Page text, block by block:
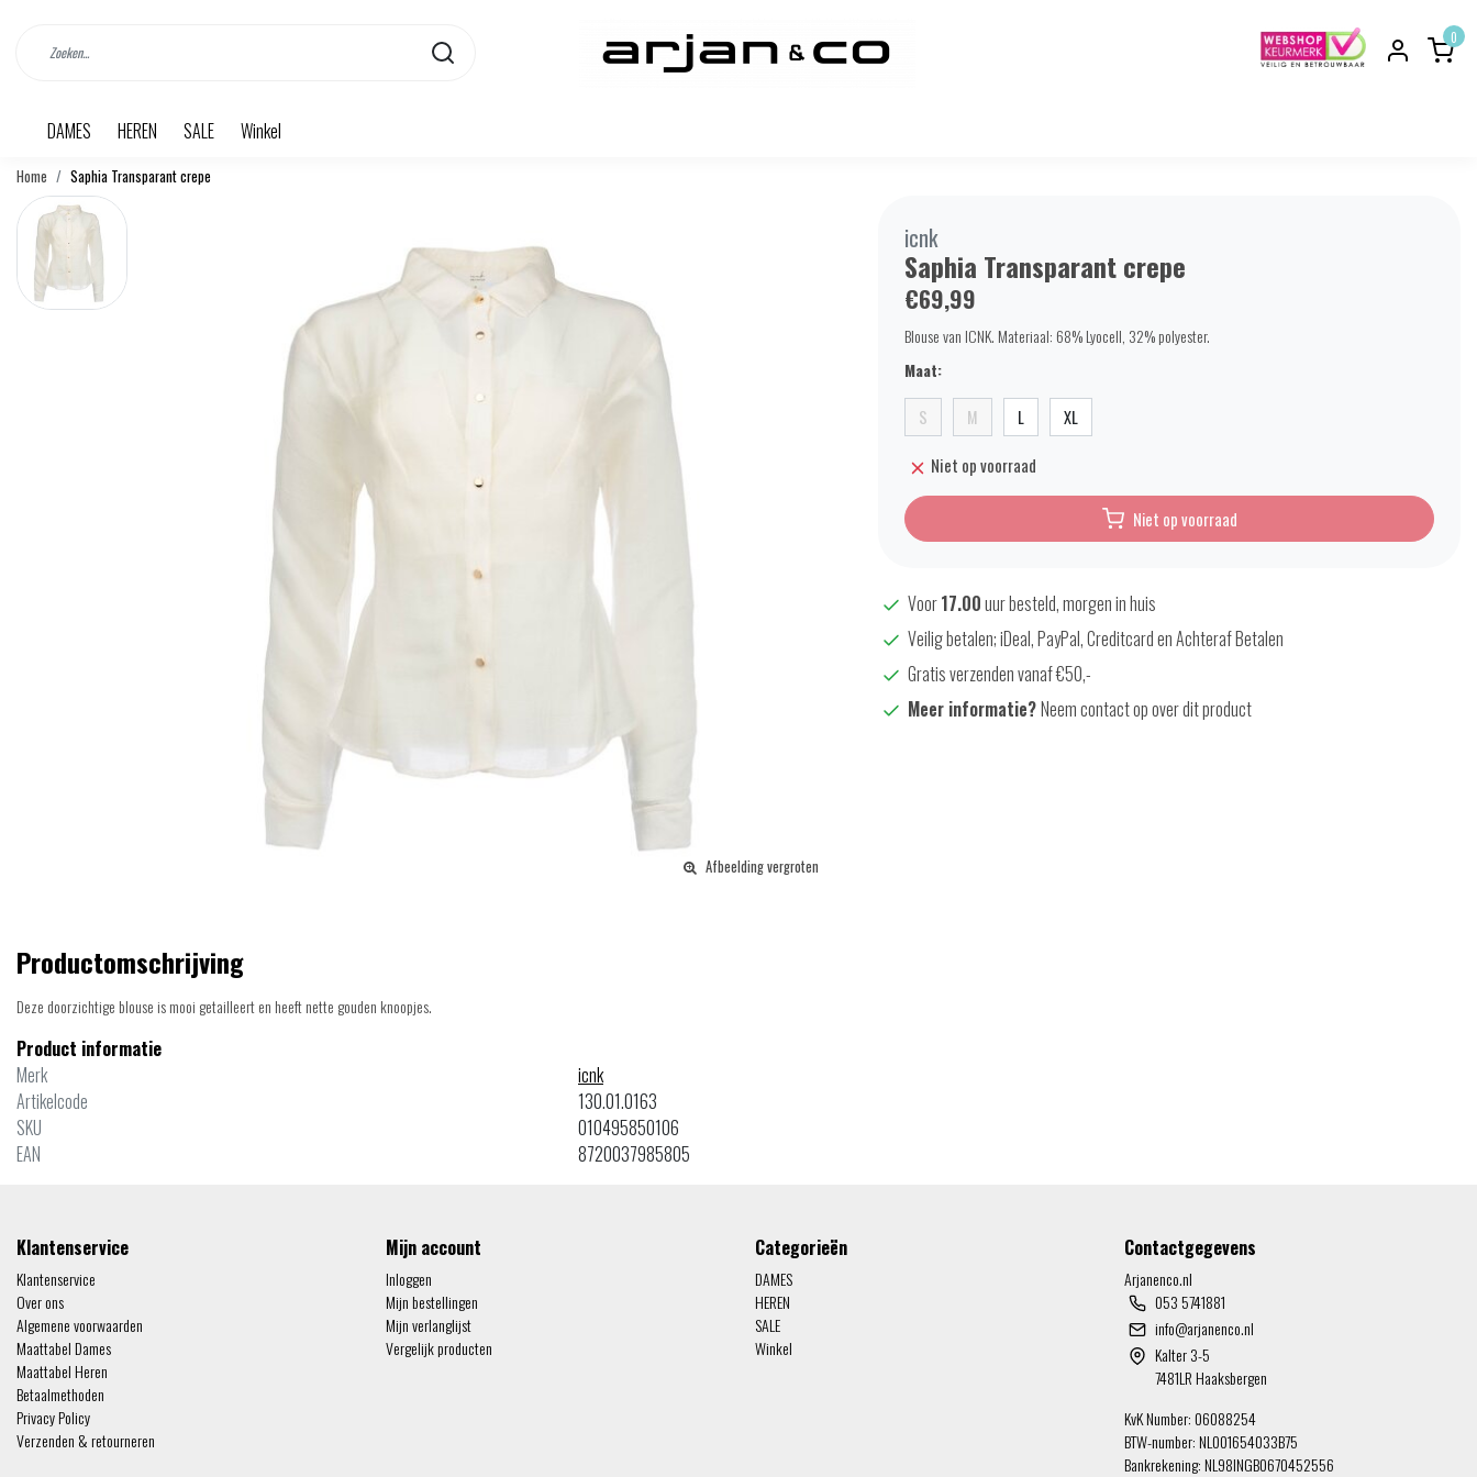
0
DAMES HEREN SALE Winkel
Home Saphia Transparant crepe
Afbeelding vergroten
icnk
Saphia Transparant crepe
€69,99
Blouse van ICNK. Materiaal: 68% Lyocell, 32% polyester.
Maat:
S M L XL
Niet op voorraad
Niet op voorraad
Voor17.00uur besteld, morgen in huis
Veilig betalen; iDeal, PayPal, Creditcard en Achteraf Betalen
Gratis verzenden vanaf €50,-
Meer informatie?Neem contact op over dit product
Productomschrijving
Deze doorzichtige blouse is mooi getailleert en heeft nette gouden knoopjes.
Product informatie
Merk
icnk
Artikelcode
130.01.0163
SKU
010495850106
EAN
8720037985805
Klantenservice
Klantenservice
Over ons
Algemene voorwaarden
Maattabel Dames
Maattabel Heren
Betaalmethoden
Privacy Policy
Verzenden & retourneren
Mijn account
Inloggen
Mijn bestellingen
Mijn verlanglijst
Vergelijk producten
Categorieën
DAMES
HEREN
SALE
Winkel
Contactgegevens
Arjanenco.nl
053 5741881
info@arjanenco.nl
Kalter 3-5
7481LR Haaksbergen
KvK Number: 06088254
BTW-number: NL001654033B75
Bankrekening: NL98INGB0670452556